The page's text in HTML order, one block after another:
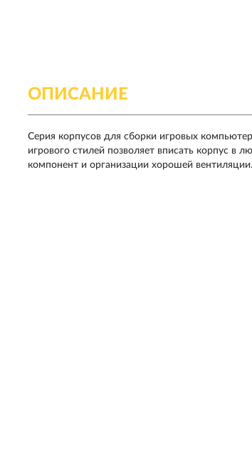
ОПИСАНИЕ
Серия корпусов для сборки игровых
игрового стилей позволяет вписать корпус в
компонент и организации хорошей вентиляции.